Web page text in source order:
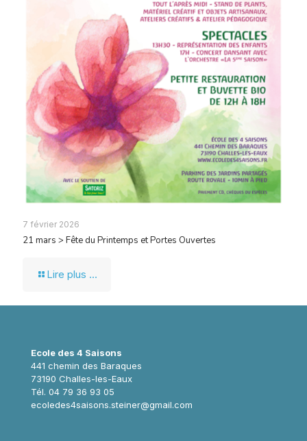
7 février 2026
21 mars > Fête du Printemps et Portes Ouvertes
Lire plus ...
Ecole des 4 Saisons
441 chemin des Baraques
73190 Challes-les-Eaux
Tél. 04 79 36 93 05
ecoledes4saisons.steiner@gmail.com